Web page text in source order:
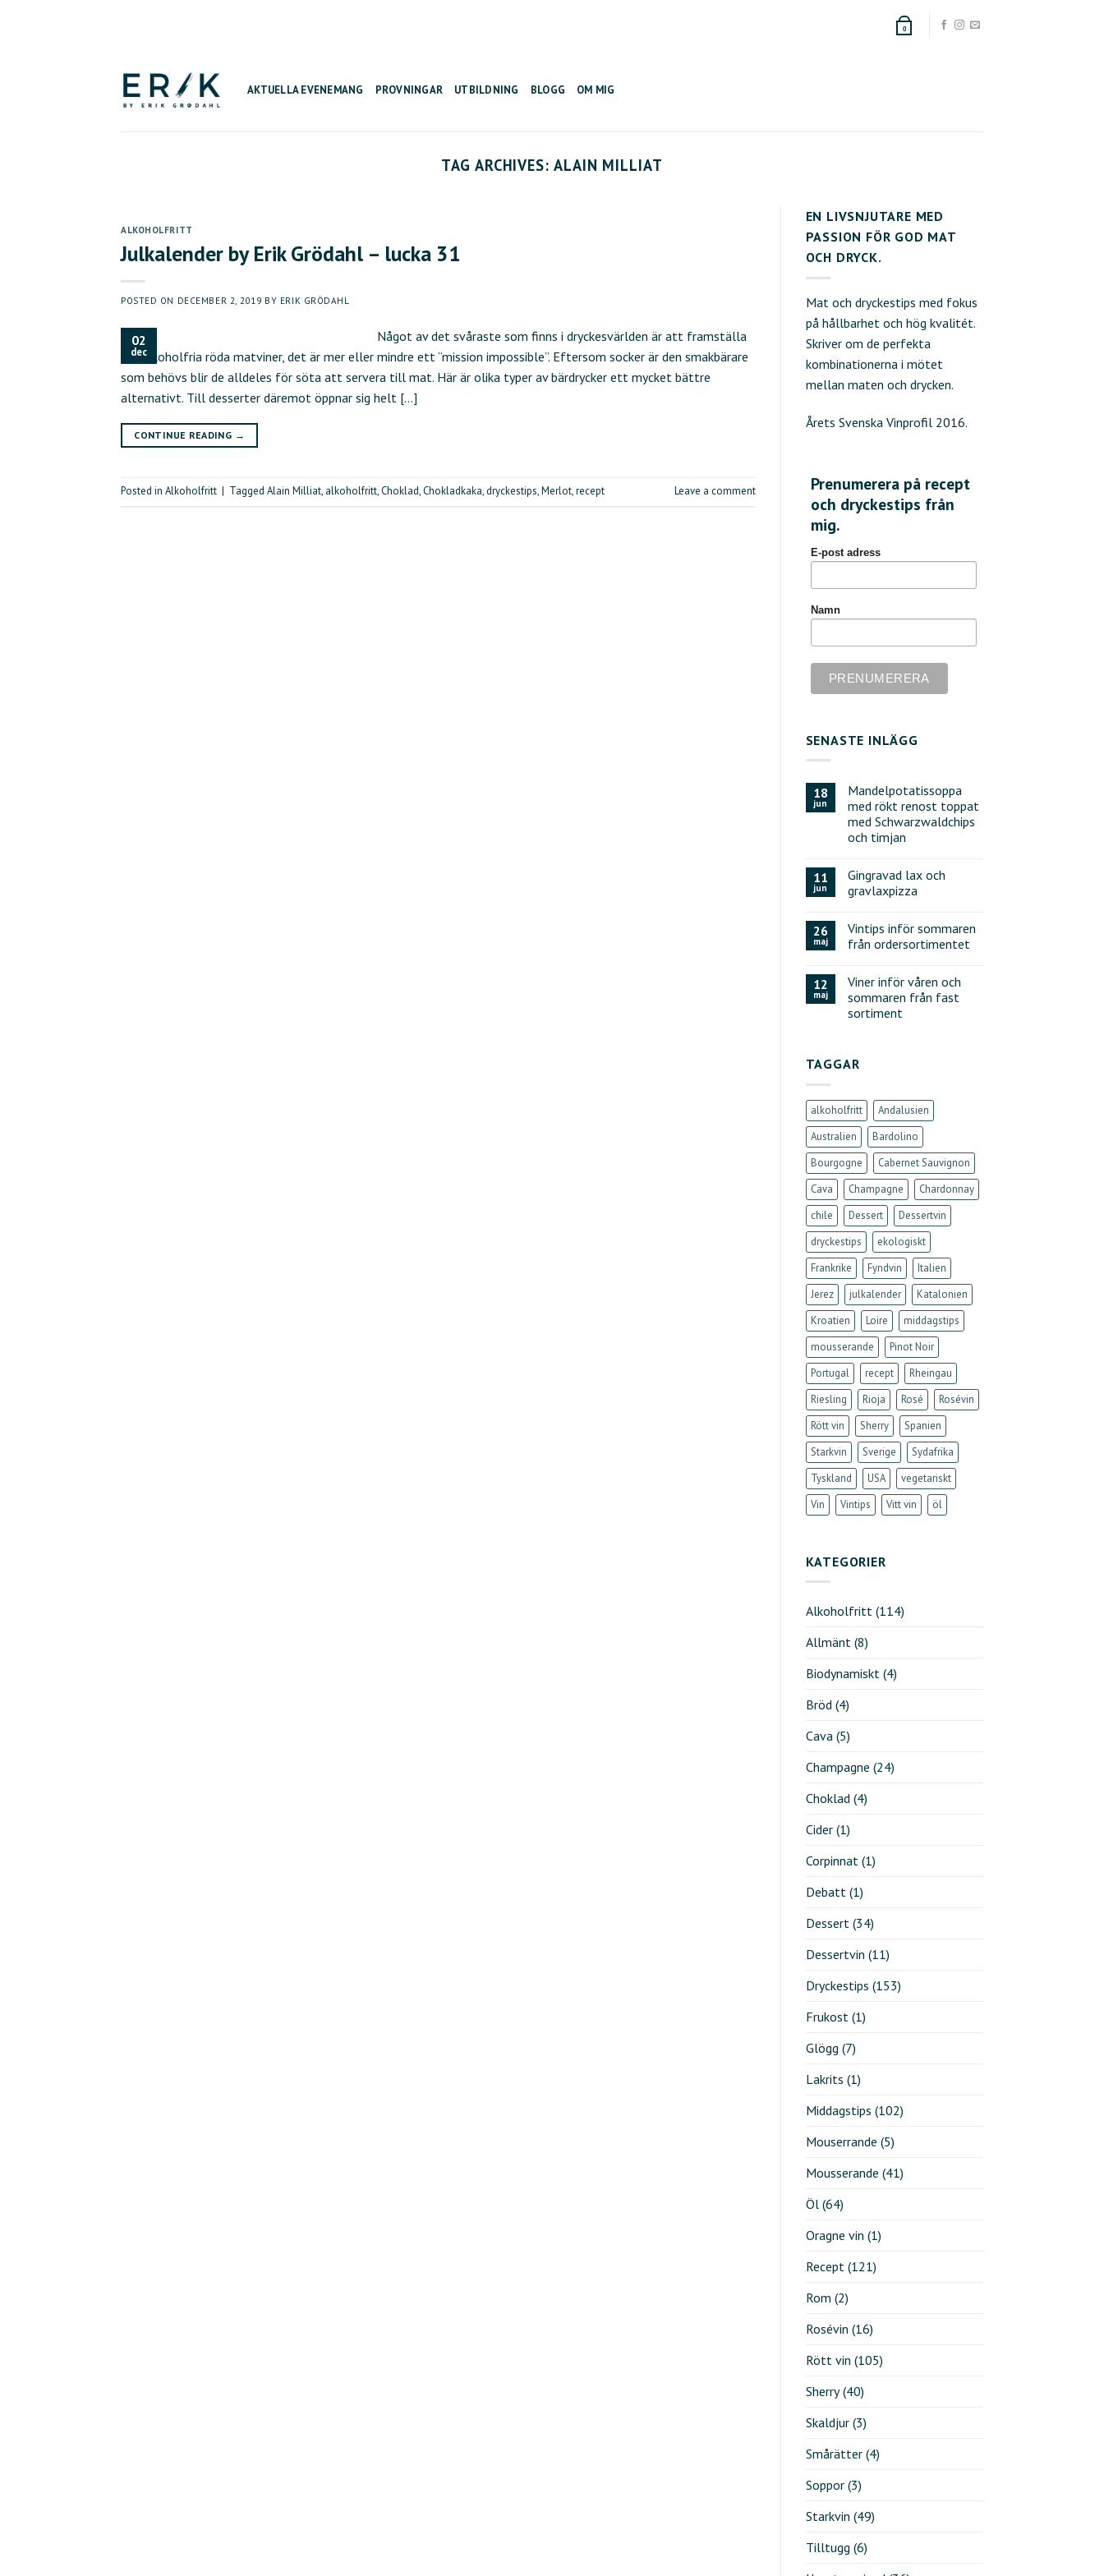
0
AKTUELLA EVENEMANG PROVNINGAR UTBILDNING BLOGG OM MIG
TAG ARCHIVES: ALAIN MILLIAT
ALKOHOLFRITT
Julkalender by Erik Grödahl – lucka 31
POSTED ON DECEMBER 2, 2019 BY ERIK GRÖDAHL
02
dec
Något av det svåraste som finns i dryckesvärlden är att framställa
bra alkoholfria röda matviner, det är mer eller mindre ett “mission impossible”. Eftersom socker är den smakbärare
som behövs blir de alldeles för söta att servera till mat. Här är olika typer av bärdrycker ett mycket bättre
alternativt. Till desserter däremot öppnar sig helt […]
CONTINUE READING →
Posted in Alkoholfritt | Tagged Alain Milliat, alkoholfritt,Choklad,Chokladkaka,dryckestips,Merlot,recept Leave a comment
EN LIVSNJUTARE MED
PASSION FÖR GOD MAT
OCH DRYCK.
Mat och dryckestips med fokus
på hållbarhet och hög kvalitét.
Skriver om de perfekta
kombinationerna i mötet
mellan maten och drycken.
Årets Svenska Vinprofil 2016.
Prenumerera på recept
och dryckestips från
mig.
E-post adress
Namn
SENASTE INLÄGG
18
jun
Mandelpotatissoppa
med rökt renost toppat
med Schwarzwaldchips
och timjan
11
jun
Gingravad lax och
gravlaxpizza
26
maj
Vintips inför sommaren
från ordersortimentet
12
maj
Viner inför våren och
sommaren från fast
sortiment
TAGGAR
alkoholfritt
Andalusien
Australien
Bardolino
Bourgogne
Cabernet Sauvignon
Cava
Champagne
Chardonnay
chile
Dessert
Dessertvin
dryckestips
ekologiskt
Frankrike
Fyndvin
Italien
Jerez
julkalender
Katalonien
Kroatien
Loire
middagstips
mousserande
Pinot Noir
Portugal
recept
Rheingau
Riesling
Rioja Rosé
Rosévin
Rött vin
Sherry
Spanien
Starkvin
Sverige
Sydafrika
Tyskland
USA
vegetariskt
Vin
Vintips Vitt vin öl
KATEGORIER
Alkoholfritt(114)
Allmänt(8)
Biodynamiskt(4)
Bröd(4)
Cava(5)
Champagne (24)
Choklad(4)
Cider(1)
Corpinnat(1)
Debatt(1)
Dessert(34)
Dessertvin (11)
Dryckestips (153)
Frukost(1)
Glögg (7)
Lakrits (1)
Middagstips (102)
Mouserrande (5)
Mousserande (41)
Öl(64)
Oragne vin (1)
Recept(121)
Rom (2)
Rosévin (16)
Rött vin (105)
Sherry(40)
Skaldjur(3)
Smårätter(4)
Soppor(3)
Starkvin (49)
Tilltugg (6)